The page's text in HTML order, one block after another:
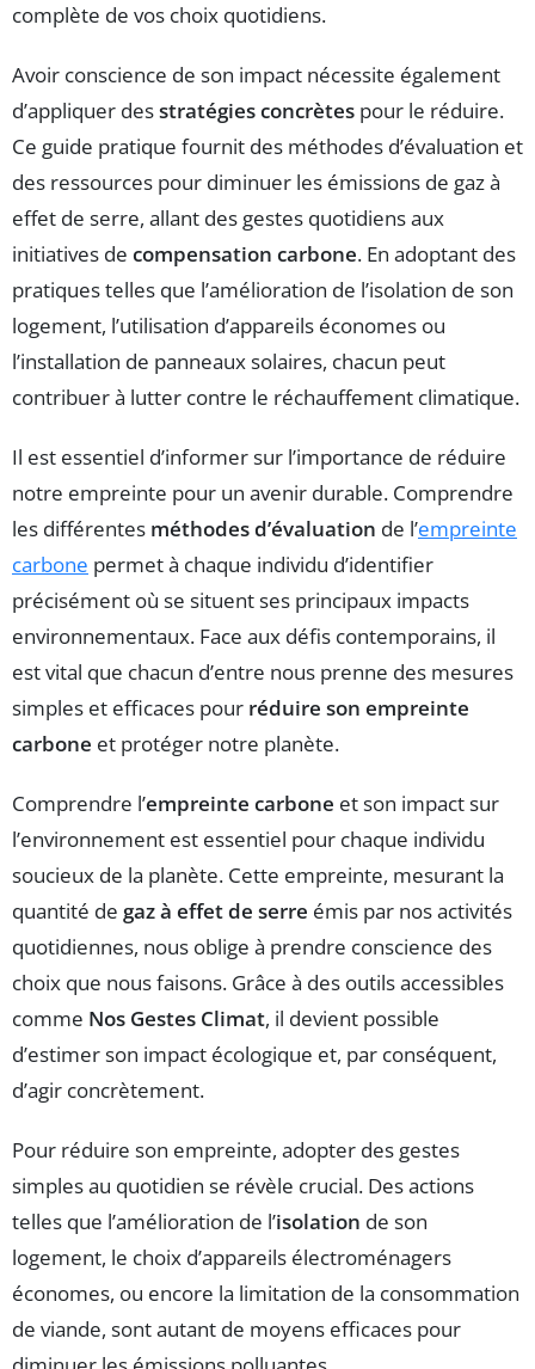
complète de vos choix quotidiens.
Avoir conscience de son impact nécessite également
d’appliquer desstratégies concrètes pour le réduire.
Ce guide pratique fournit des méthodes d’évaluation et
des ressources pour diminuer les émissions de gaz à
effet de serre, allant des gestes quotidiens aux
initiatives de compensation carbone. En adoptant des
pratiques telles que l’amélioration de l’isolation de son
logement, l’utilisation d’appareils économes ou
l’installation de panneaux solaires, chacun peut
contribuer à lutter contre le réchauffement climatique.
Il est essentiel d’informer sur l’importance de réduire
notre empreinte pour un avenir durable. Comprendre
les différentes méthodes d’évaluation de l’empreinte
carbone permet à chaque individu d’identifier
précisément où se situent ses principaux impacts
environnementaux. Face aux défis contemporains, il
est vital que chacun d’entre nous prenne des mesures
simples et efficaces pour réduire son empreinte
carbone et protéger notre planète.
Comprendre l’empreinte carbone et son impact sur
l’environnement est essentiel pour chaque individu
soucieux de la planète. Cette empreinte, mesurant la
quantité de gaz à effet de serre émis par nos activités
quotidiennes, nous oblige à prendre conscience des
choix que nous faisons. Grâce à des outils accessibles
comme Nos Gestes Climat, il devient possible
d’estimer son impact écologique et, par conséquent,
d’agir concrètement.
Pour réduire son empreinte, adopter des gestes
simples au quotidien se révèle crucial. Des actions
telles que l’amélioration de l’isolation de son
logement, le choix d’appareils électroménagers
économes, ou encore la limitation de la consommation
de viande, sont autant de moyens efficaces pour